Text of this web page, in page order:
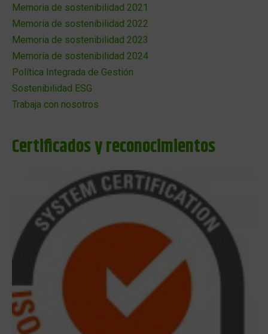
Memoria de sostenibilidad 2021
Memoria de sostenibilidad 2022
Memoria de sostenibilidad 2023
Memoria de sostenibilidad 2024
Política Integrada de Gestión
Sostenibilidad ESG
Trabaja con nosotros
Certificados y reconocimientos